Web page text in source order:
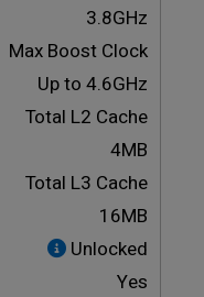
3.8GHz
Max Boost Clock
Up to 4.6GHz
Total L2 Cache
4MB
Total L3 Cache
16MB
Unlocked
Yes